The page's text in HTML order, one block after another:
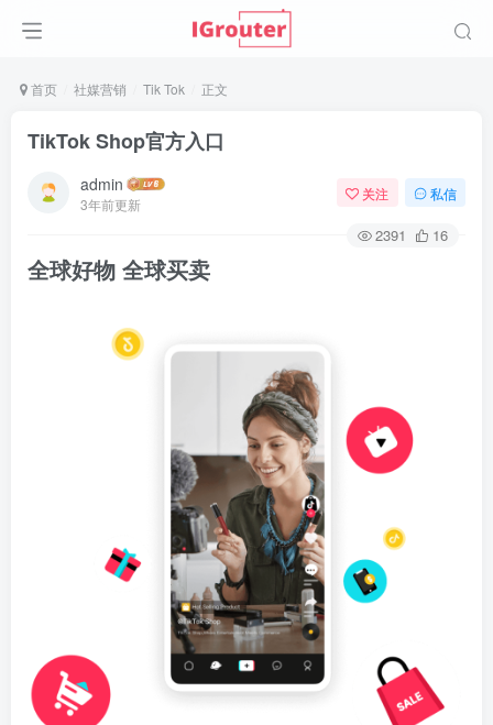
首页 社媒营销 Tik Tok 正文
TikTok Shop官方入口
admin
3年前更新
关注 私信
2391 16
全球好物 全球买卖